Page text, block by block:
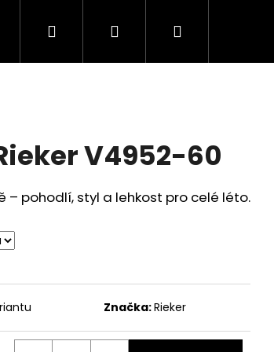
Hledat PřihlášeníNákupní
V4952-60
pohodlí, styl a lehkost pro celé léto.
Značka:Rieker